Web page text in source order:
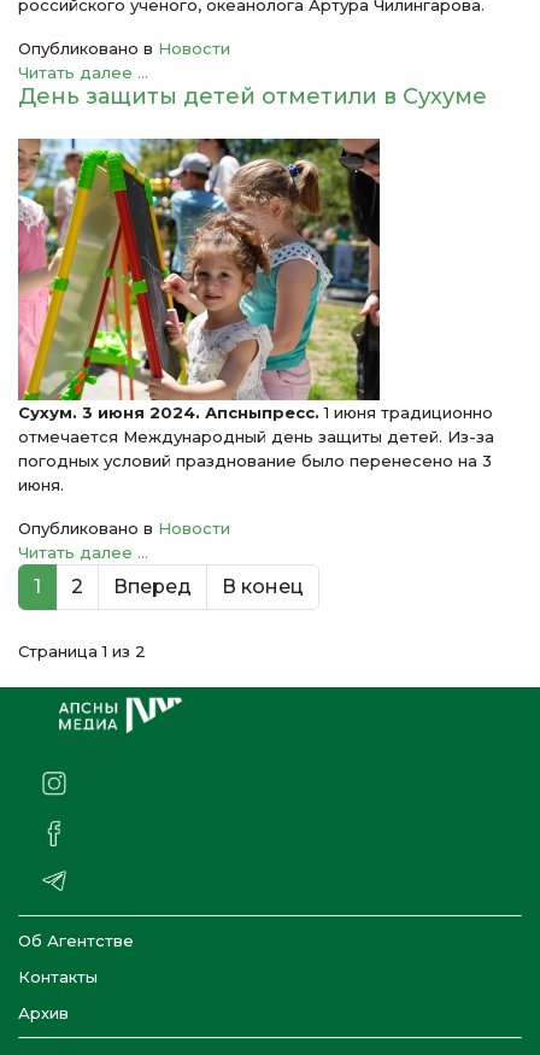
российского ученого, океанолога Артура Чилингарова.
Опубликовано в Новости
Читать далее ...
День защиты детей отметили в Сухуме
Сухум. 3 июня 2024. Апсныпресс.1 июня традиционно
отмечается Международный день защиты детей. Из-за
погодных условий празднование было перенесено на 3
июня.
Опубликовано в Новости
Читать далее ...
1 2 Вперед В конец
Страница 1 из 2
Об Агентстве
Контакты
Архив